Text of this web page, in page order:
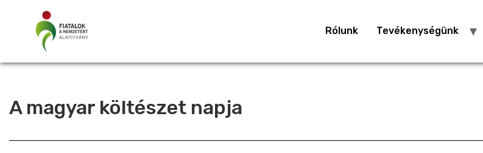
Rólunk Tevékenységünk
A magyar költészet napja